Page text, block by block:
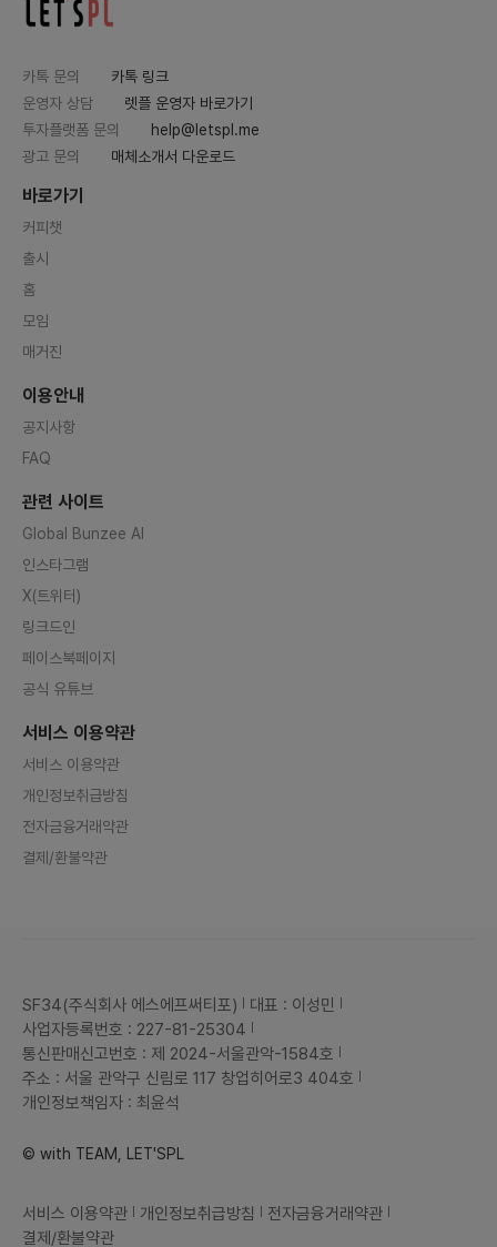
카톡 문의
카톡 링크
운영자 상담
렛플 운영자 바로가기
투자플랫폼 문의
help@letspl.me
광고 문의
매체소개서 다운로드
바로가기
커피챗
출시
홈
모임
매거진
이용안내
공지사항
FAQ
관련 사이트
Global Bunzee AI
인스타그램
X(트위터)
링크드인
페이스북페이지
공식 유튜브
서비스 이용약관
서비스 이용약관
개인정보취급방침
전자금융거래약관
결제/환불약관
SF34(주식회사 에스에프써티포)
대표 : 이성민
사업자등록번호 : 227-81-25304
통신판매신고번호 : 제 2024-서울관악-1584호
주소 : 서울 관악구 신림로 117 창업히어로3 404호
개인정보책임자 : 최윤석
© with TEAM, LET'SPL
서비스 이용약관 개인정보취급방침
전자금융거래약관
결제/환불약관